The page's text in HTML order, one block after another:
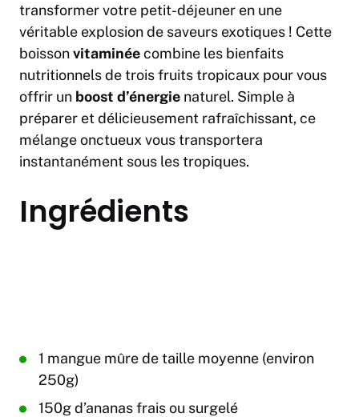
transformer votre petit-déjeuner en une
véritable explosion de saveurs exotiques ! Cette
boissonvitaminéecombine les bienfaits
nutritionnels de trois fruits tropicaux pour vous
offrir un boost d’énergie naturel. Simple à
préparer et délicieusement rafraîchissant, ce
mélange onctueux vous transportera
instantanément sous les tropiques.
Ingrédients
1 mangue mûre de taille moyenne (environ
250g)
150g d’ananas frais ou surgelé